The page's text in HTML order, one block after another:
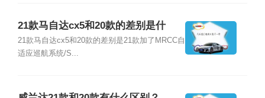
21款马自达cx5和20款的差别是什
么？
21款马自达cx5和20款的差别是21款加了MRCC自
适应巡航系统/S...